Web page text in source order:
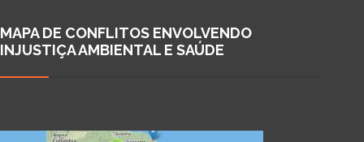
MAPA DE CONFLITOS ENVOLVENDO
INJUSTIÇA AMBIENTAL E SAÚDE